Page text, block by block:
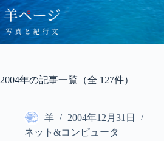
コ
ン
テ
ン
ス
2004年の記事一覧（全 127件）
羊
2004年12月31日
ネット&コンピュータ